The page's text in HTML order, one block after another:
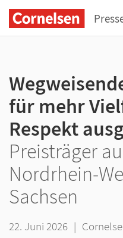
für mehr
Respekt
Preisträger
Nordrhein-
Sachsen
22. Juni 2026 |